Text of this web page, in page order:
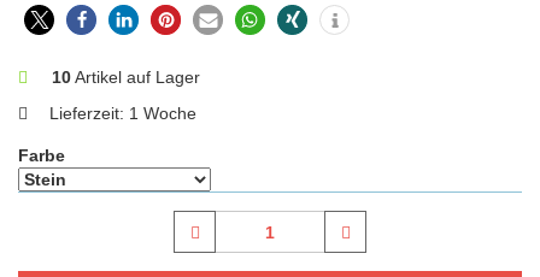
0
10Artikel auf Lager
Lieferzeit: 1 Woche
Farbe